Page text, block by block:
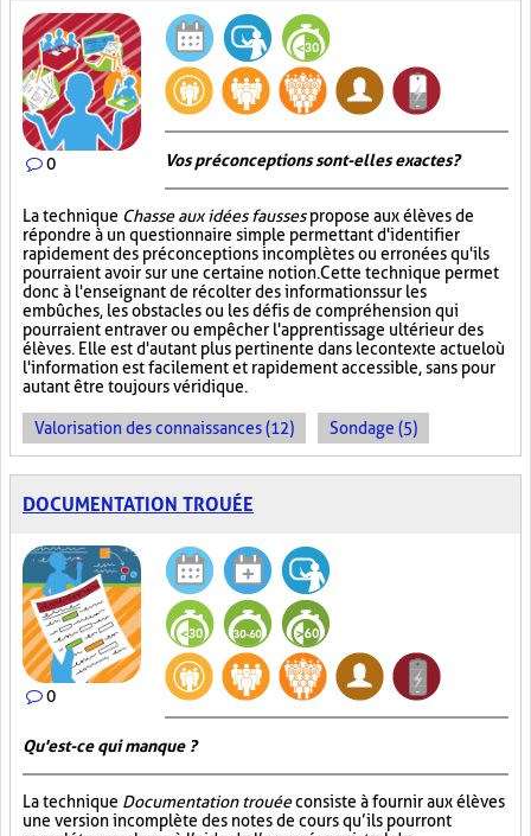
0 Vos préconceptions sont-elles exactes ?
La technique Chasse aux idées faussespropose aux élèves de
répondre à un questionnaire simple permettant d'identifier
rapidement des préconceptions incomplètes ou erronées qu'ils
pourraient avoir sur une certaine notion. Cette technique permet
donc à l'enseignant de récolter des informations sur les
embûches, les obstacles ou les défis de compréhension qui
pourraient entraver ou empêcher l'apprentissage ultérieur des
élèves. Elle est d'autant plus pertinente dans le contexte actuel où
l'information est facilement et rapidement accessible, sans pour
autant être toujours véridique.
Valorisation des connaissances (12) Sondage (5)
DOCUMENTATION TROUÉE
0
Qu'est-ce qui manque ?
La technique Documentation trouéeconsiste à fournir aux élèves
une version incomplète des notes de cours qu’ils pourront